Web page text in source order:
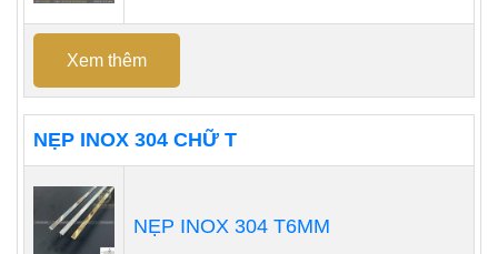
Xem thêm
NẸP INOX 304 CHỮ T
NẸP INOX 304 T6MM